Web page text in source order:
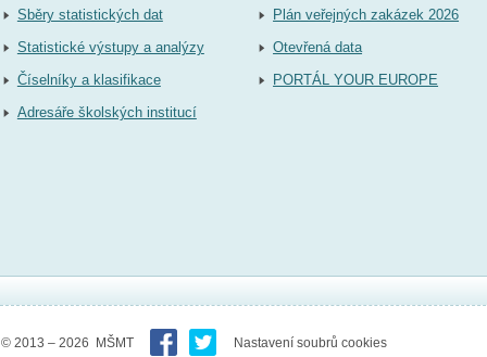
Sběry statistických dat
Statistické výstupy a analýzy
Číselníky a klasifikace
Adresáře školských institucí
Plán veřejných zakázek 2026
Otevřená data
PORTÁL YOUR EUROPE
© 2013 – 2026 MŠMT Nastavení soubrů cookies